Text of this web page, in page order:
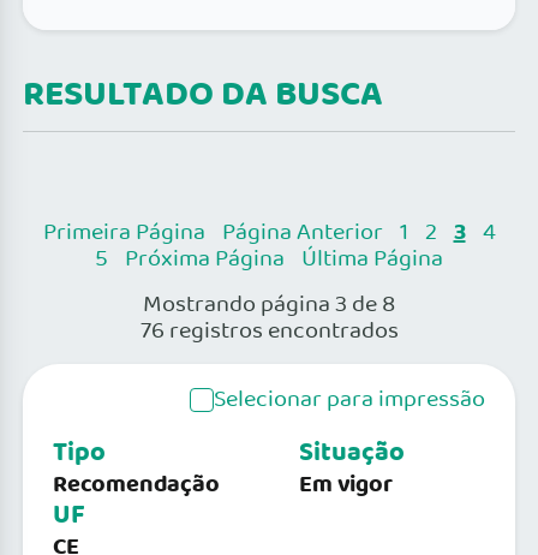
RESULTADO DA BUSCA
Primeira Página Página Anterior 1 2 3 4
5 Próxima Página Última Página
Mostrando página 3 de 8
76 registros encontrados
Selecionar para impressão
Tipo
Recomendação
UF
Situação
Em vigor